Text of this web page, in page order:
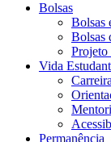
Bolsas
Bolsas
Bolsas
Projeto
Vida
Permanência